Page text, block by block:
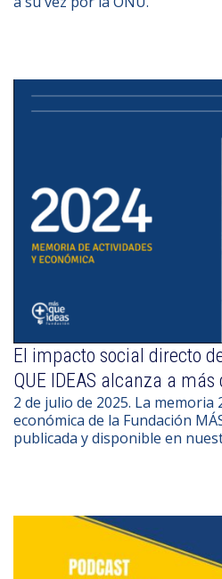
El impacto social directo
QUE IDEAS alcanza a
2 de julio de 2025. La memoria
económica de la Fundación
publicada y disponible en